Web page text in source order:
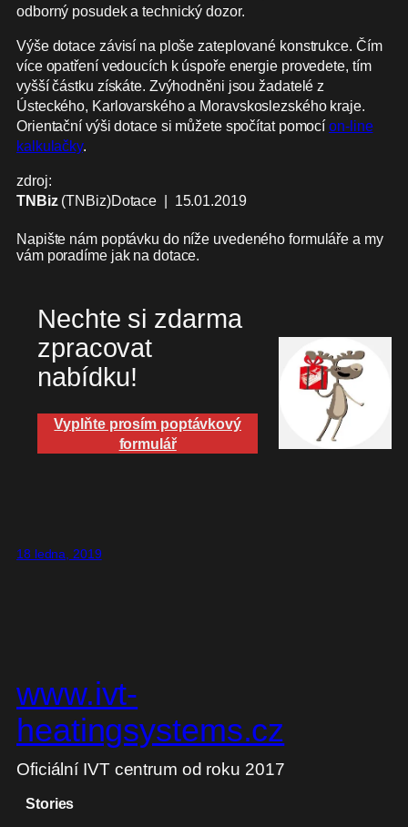
odborný posudek a technický dozor.
Výše dotace závisí na ploše zateplované konstrukce. Čím
více opatření vedoucích k úspoře energie provedete, tím
vyšší částku získáte. Zvýhodněni jsou žadatelé z
Ústeckého, Karlovarského a Moravskoslezského kraje.
Orientační výši dotace si můžete spočítat pomocíon-line
kalkulačky.
zdroj:
TNBiz(TNBiz)Dotace | 15.01.2019
Napište nám poptávku do níže uvedeného formuláře a my
vám poradíme jak na dotace.
Nechte si zdarma
zpracovat
nabídku!
Vyplňte prosím poptávkový
formulář
18 ledna, 2019
www.ivt-
heatingsystems.cz
Oficiální IVT centrum od roku 2017
Stories